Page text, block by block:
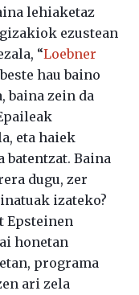
lehiaketaz
ezustean
“Loebner
hau baino
baina zein da
eta haiek
batentzat. Baina
dugu, zer
izateko?
Epsteinen
honetan
programa
ari zela